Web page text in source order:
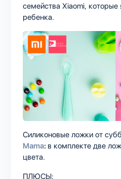
семейства Xiaomi, которые
ребенка.
Силиконовые ложки от
Mama: в комплекте две
цвета.
ПЛЮСЫ: